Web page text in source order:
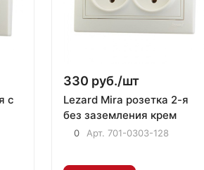
с
330 руб./шт
Lezard Mira розетка 2-я
без заземления крем
0 Арт. 701-0303-128